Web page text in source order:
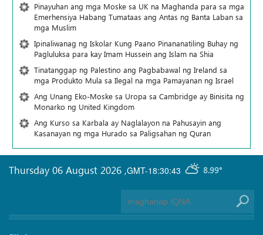
Pinayuhan ang mga Moske sa UK na Maghanda para sa mga
Emerhensiya Habang Tumataas ang Antas ng Banta Laban sa
mga Muslim
Ipinaliwanag ng Iskolar Kung Paano Pinananatiling Buhay ng
Pagluluksa para kay Imam Hussein ang Islam na Shia
Tinatanggap ng Palestino ang Pagbabawal ng Ireland sa
mga Produkto Mula sa Ilegal na mga Pamayanan ng Israel
Ang Unang Eko-Moske sa Uropa sa Cambridge ay Binisita ng
Monarko ng United Kingdom
Ang Kurso sa Karbala ay Naglalayon na Pahusayin ang
Kasanayan ng mga Hurado sa Paligsahan ng Quran
GMT-18:30:43 8.99°
Thursday 06 August 2026 ,